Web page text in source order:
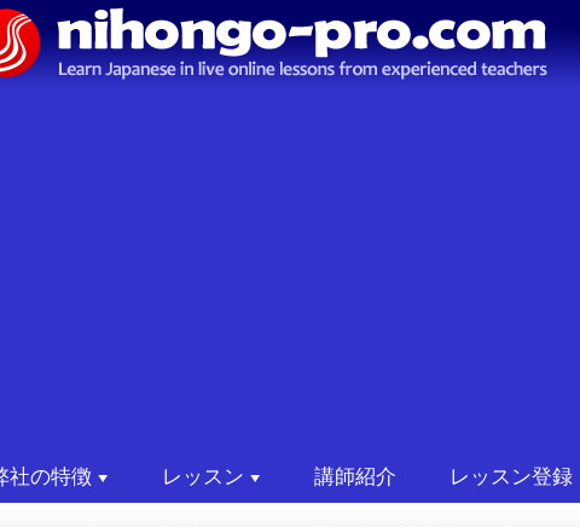
社の特徴 レッスン 講師紹介 レッスン登録